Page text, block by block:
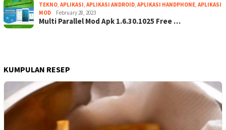
TEKNO, APLIKASI, APLIKASI ANDROID, APLIKASI HANDPHONE, APLIKASI
MOD
February 28, 2023
Multi Parallel Mod Apk 1.6.30.1025 Free …
KUMPULAN RESEP